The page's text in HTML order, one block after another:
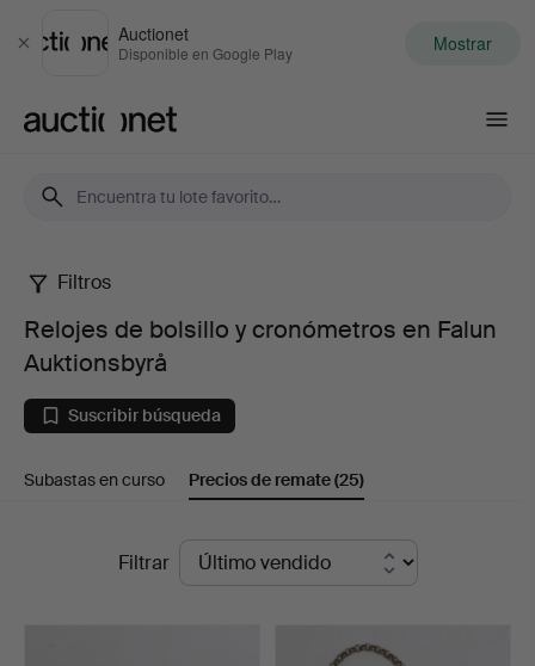
Cerrar
Auctionet
Disponible en Google Play Mostrar
Relojes
de
bolsillo
Falun
Filtros
Relojes de bolsillo y cronómetros en Falun
Auktionsbyrå
Suscribir búsqueda
Subastas en curso Precios de remate(25)
Filtrar